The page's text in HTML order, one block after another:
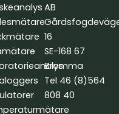
AB
16
SE-168 67
Bromma
Tel 46 (8)564
808 40